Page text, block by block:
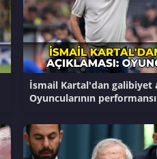
İsmail Kartal'dan galibiyet
Oyuncularının